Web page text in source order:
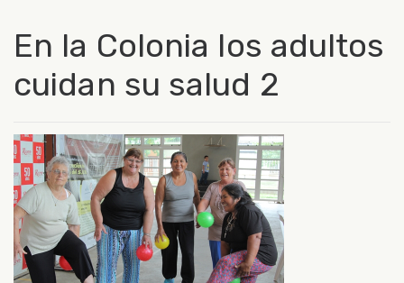
En la Colonia los adultos
cuidan su salud 2